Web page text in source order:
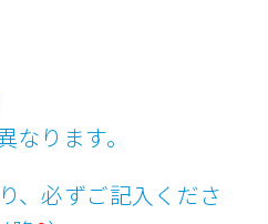
ります。
、必ずご記入くださ